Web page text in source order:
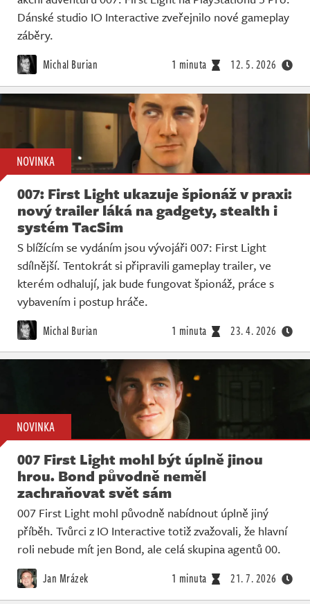
Dánské studio IO Interactive zveřejnilo nové gameplay
záběry.
Michal Burian 1 minuta 12. 5. 2026
NOVINKA
007: First Light ukazuje špionáž v praxi:
nový trailer láká na gadgety, stealth i
systém TacSim
S blížícím se vydáním jsou vývojáři 007: First Light
sdílnější. Tentokrát si připravili gameplay trailer, ve
kterém odhalují, jak bude fungovat špionáž, práce s
vybavením i postup hráče.
Michal Burian 1 minuta 23. 4. 2026
NOVINKA
007 First Light mohl být úplně jinou
hrou. Bond původně neměl
zachraňovat svět sám
007 First Light mohl původně nabídnout úplně jiný
příběh. Tvůrci z IO Interactive totiž zvažovali, že hlavní
roli nebude mít jen Bond, ale celá skupina agentů 00.
Jan Mrázek 1 minuta 21. 7. 2026